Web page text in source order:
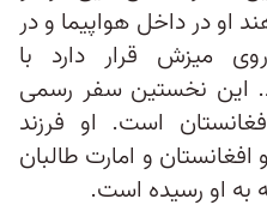
او در داخل هواپیما و در
میزش قرار دارد با
نخستین سفر رسمی
است. او فرزند
افغانستان و امارت طالبان
به او رسیده است.